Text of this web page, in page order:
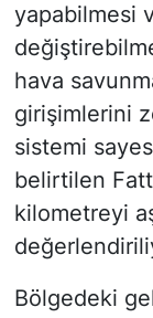
yapabilmesi
hava
girişimlerini
sistemi
belirtilen
kilometreyi
Bölgedeki